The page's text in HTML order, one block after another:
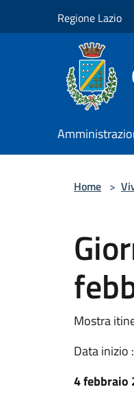
Regione Lazio
Home >
Mostra
Data inizio :
4 febbraio